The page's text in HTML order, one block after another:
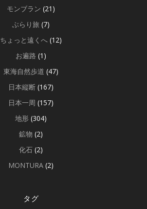
モンブラン (21)
ぶらり旅 (7)
ちょっと遠くへ (12)
お遍路 (1)
東海自然歩道 (47)
日本縦断 (167)
日本一周 (157)
地形 (304)
鉱物 (2)
化石 (2)
MONTURA (2)
タグ